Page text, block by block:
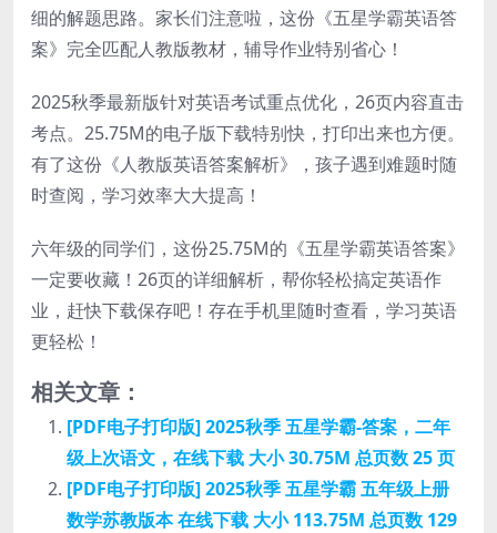
细的解题思路。家长们注意啦，这份《五星学霸英语答
案》完全匹配人教版教材，辅导作业特别省心！
2025秋季最新版针对英语考试重点优化，26页内容直击
考点。25.75M的电子版下载特别快，打印出来也方便。
有了这份《人教版英语答案解析》，孩子遇到难题时随
时查阅，学习效率大大提高！
六年级的同学们，这份25.75M的《五星学霸英语答案》
一定要收藏！26页的详细解析，帮你轻松搞定英语作
业，赶快下载保存吧！存在手机里随时查看，学习英语
更轻松！
相关文章：
[PDF电子打印版] 2025秋季 五星学霸-答案，二年
级上次语文，在线下载 大小 30.75M 总页数 25 页
[PDF电子打印版] 2025秋季 五星学霸 五年级上册
数学苏教版本 在线下载 大小 113.75M 总页数 129